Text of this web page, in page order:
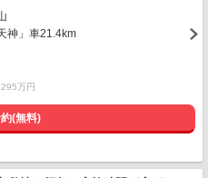
神」車21.4km
万円
(無料)